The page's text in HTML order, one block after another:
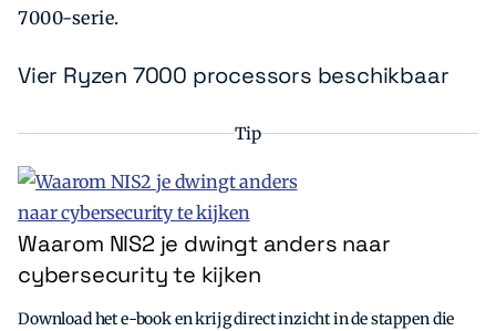
7000-serie.
Vier Ryzen 7000 processors beschikbaar
Tip
Waarom NIS2 je dwingt anders naar
cybersecurity te kijken
Download het e-book en krijg direct inzicht in de stappen die